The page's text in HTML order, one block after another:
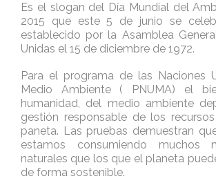
Es el slogan del Día Mundial del
2015 que este 5 de junio se
establecido por la Asamblea
Unidas el 15 de diciembre de 1972.
Para el programa de las Naciones
Medio Ambiente ( PNUMA) el
humanidad, del medio ambiente
gestión responsable de los
paneta. Las pruebas demuestran
estamos consumiendo muchos
naturales que los que el planeta
de forma sostenible.